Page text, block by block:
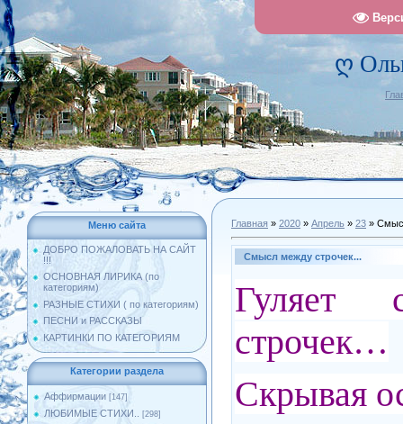
ღ
Меню сайта
ДОБРО ПОЖАЛОВАТЬ НА САЙТ
!!!
ОСНОВНАЯ ЛИРИКА (по
категориям)
РАЗНЫЕ СТИХИ ( по категориям)
ПЕСНИ и РАССКАЗЫ
КАРТИНКИ ПО КАТЕГОРИЯМ
Категории раздела
Аффирмации [147]
ЛЮБИМЫЕ СТИХИ.. [298]
Главная » 2020 » Апрель » 23 »
Смысл между строчек...
Гуляет
строчек…
Скрывая